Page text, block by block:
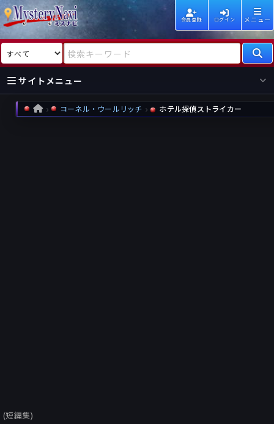
会員登録 ログイン メニュー
検索対象 検索キーワード
サイトメニュー
国内
海外
新着
新刊
HOME コーネル・ウールリッチ ホテル探偵ストライカー
(短編集)